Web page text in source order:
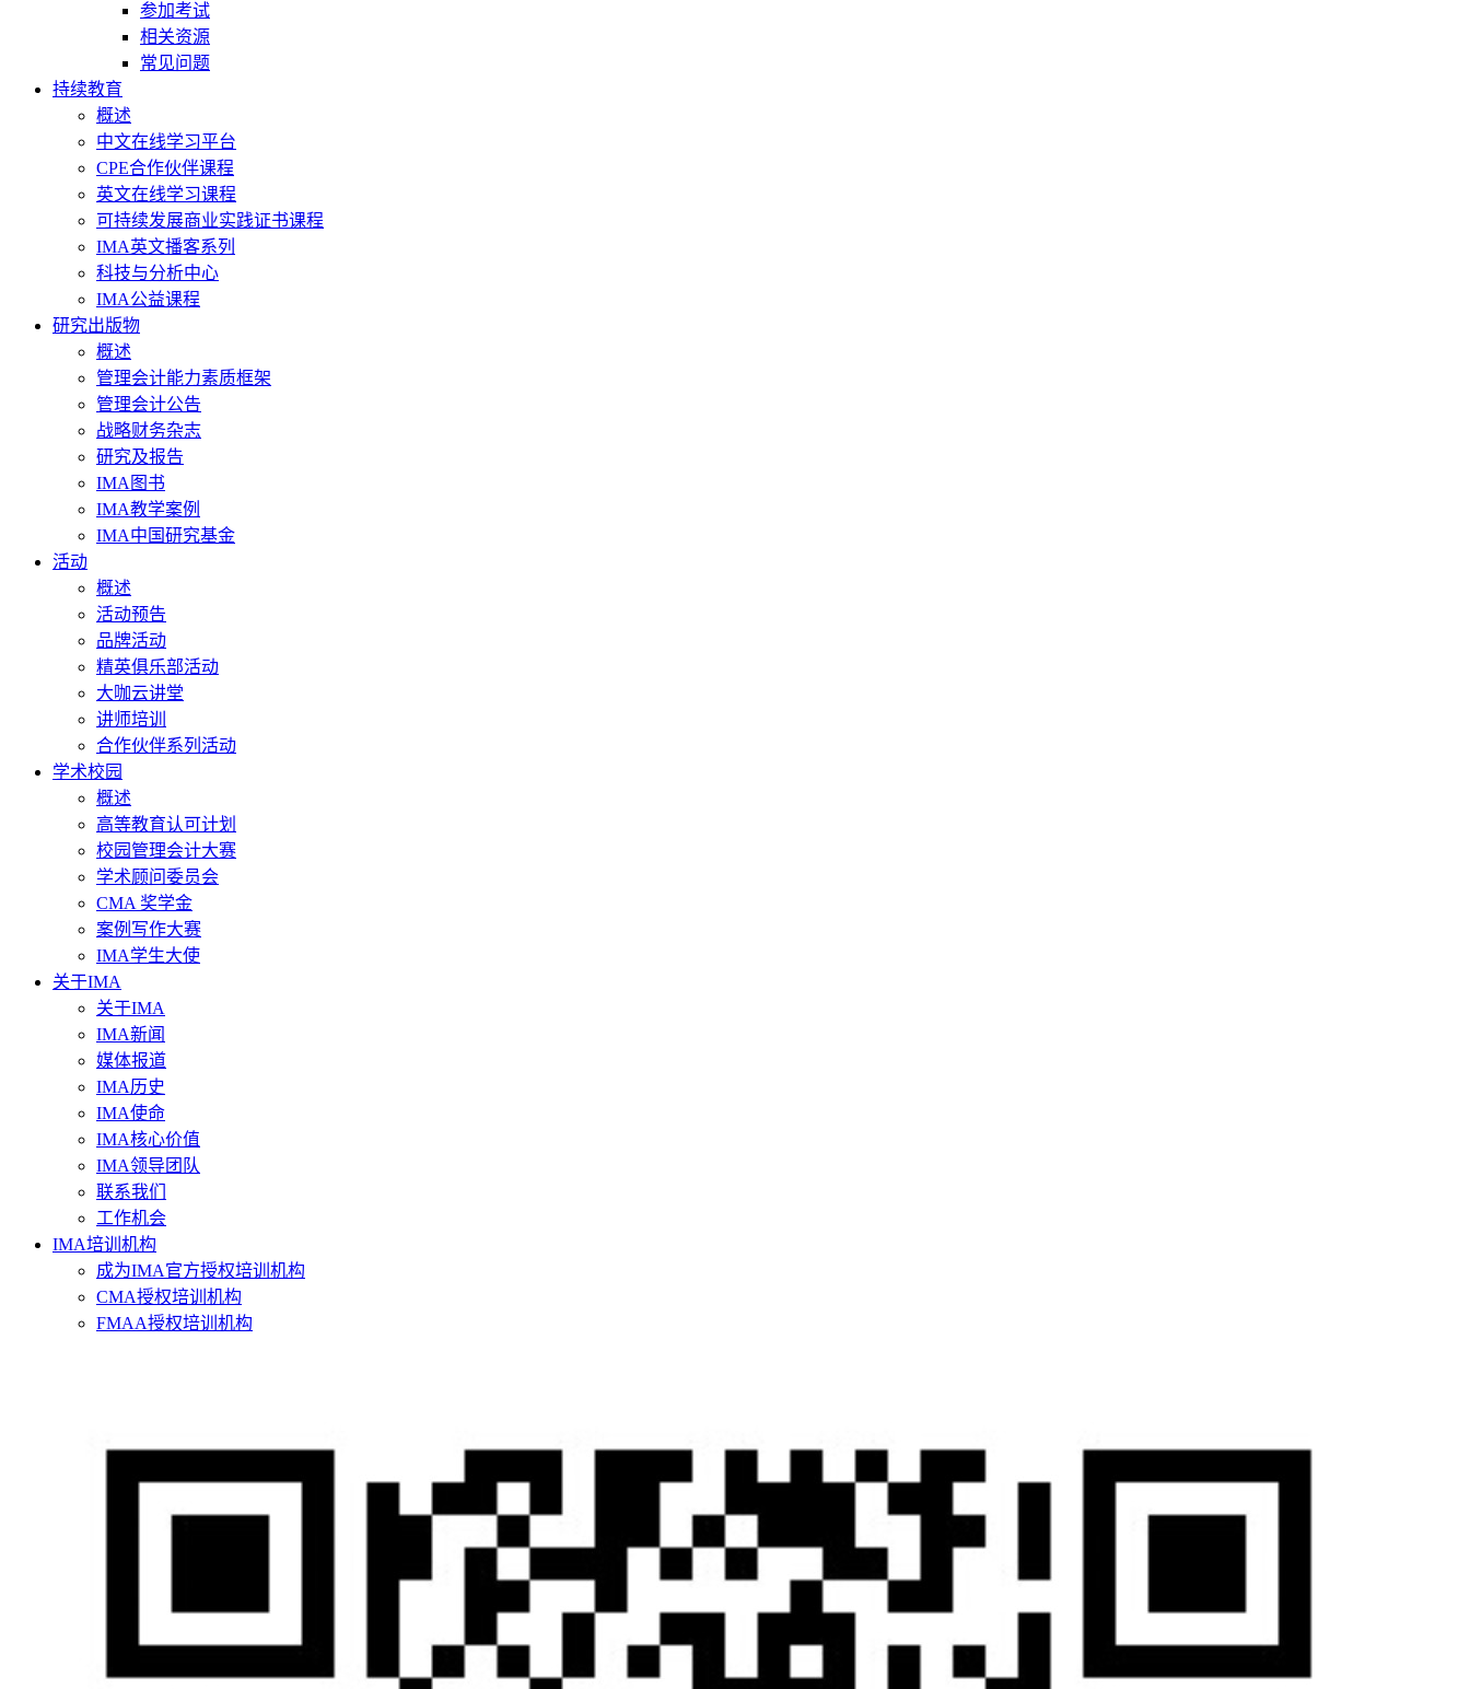
参加考试
相关资源
常见问题
持续教育
概述
中文在线学习平台
CPE合作伙伴课程
英文在线学习课程
可持续发展商业实践证书课程
IMA英文播客系列
科技与分析中心
IMA公益课程
研究出版物
概述
管理会计能力素质框架
管理会计公告
战略财务杂志
研究及报告
IMA图书
IMA教学案例
IMA中国研究基金
活动
概述
活动预告
品牌活动
精英俱乐部活动
大咖云讲堂
讲师培训
合作伙伴系列活动
学术校园
概述
高等教育认可计划
校园管理会计大赛
学术顾问委员会
CMA 奖学金
案例写作大赛
IMA学生大使
关于IMA
关于IMA
IMA新闻
媒体报道
IMA历史
IMA使命
IMA核心价值
IMA领导团队
联系我们
工作机会
IMA培训机构
成为IMA官方授权培训机构
CMA授权培训机构
FMAA授权培训机构